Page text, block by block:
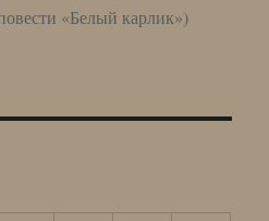
«Белый карлик»)